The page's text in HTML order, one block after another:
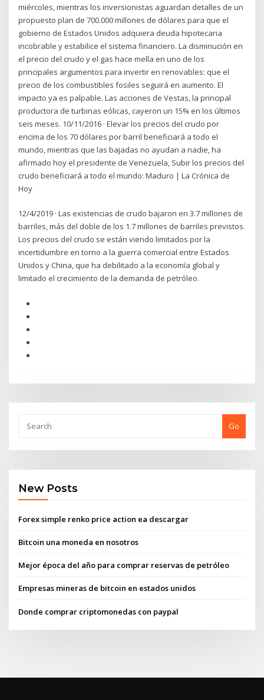
miércoles, mientras los inversionistas aguardan detalles de un
propuesto plan de 700.000 millones de dólares para que el
gobierno de Estados Unidos adquiera deuda hipotecaria
incobrable y estabilice el sistema financiero. La disminución en
el precio del crudo y el gas hace mella en uno de los
principales argumentos para invertir en renovables: que el
precio de los combustibles fosiles seguirá en aumento. El
impacto ya es palpable. Las acciones de Vestas, la principal
productora de turbinas eólicas, cayeron un 15% en los últimos
seis meses. 10/11/2016 · Elevar los precios del crudo por
encima de los 70 dólares por barril beneficiará a todo el
mundo, mientras que las bajadas no ayudan a nadie, ha
afirmado hoy el presidente de Venezuela, Subir los precios del
crudo beneficiará a todo el mundo: Maduro | La Crónica de
Hoy
12/4/2019 · Las existencias de crudo bajaron en 3.7 millones de
barriles, más del doble de los 1.7 millones de barriles previstos.
Los precios del crudo se están viendo limitados por la
incertidumbre en torno a la guerra comercial entre Estados
Unidos y China, que ha debilitado a la economía global y
limitado el crecimiento de la demanda de petróleo.
Go
New Posts
Forex simple renko price action ea descargar
Bitcoin una moneda en nosotros
Mejor época del año para comprar reservas de petróleo
Empresas mineras de bitcoin en estados unidos
Donde comprar criptomonedas con paypal